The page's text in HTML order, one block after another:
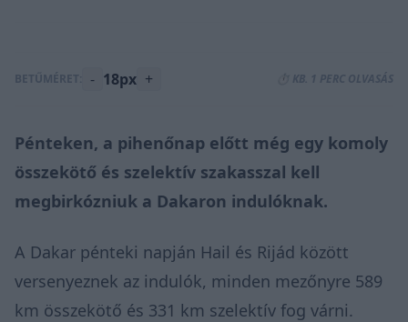
BETŰMÉRET: - 18px + ⏱️ KB. 1 PERC OLVASÁS
Pénteken, a pihenőnap előtt még egy komoly
összekötő és szelektív szakasszal kell
megbirkózniuk a Dakaron indulóknak.
A Dakar pénteki napján Hail és Rijád között
versenyeznek az indulók, minden mezőnyre 589
km összekötő és 331 km szelektív fog várni.